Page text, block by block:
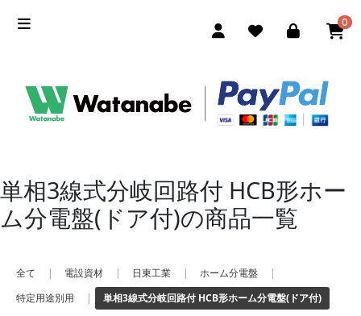
0
単相3線式分岐回路付 HCB形ホー
ム分電盤(ドア付)の商品一覧
全て | 電設資材 | 日東工業 | ホーム分電盤
|
特定用途別用
| 単相3線式分岐回路付 HCB形ホーム分電盤(ドア付)